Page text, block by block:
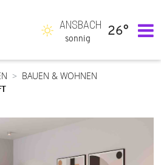
ANSBACH
sonnig
26°
BAUEN & WOHNEN